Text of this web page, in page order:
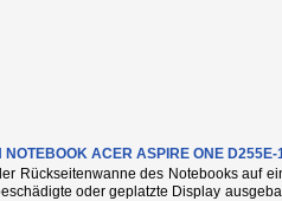
NOTEBOOK ACER ASPIRE ONE
Rückseitenwanne des Notebooks auf
oder geplatzte Display